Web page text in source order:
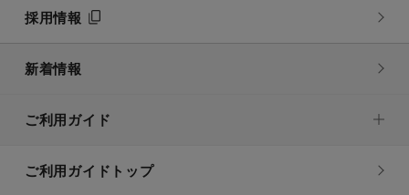
採用情報
新着情報
ご利用ガイド
ご利用ガイドトップ